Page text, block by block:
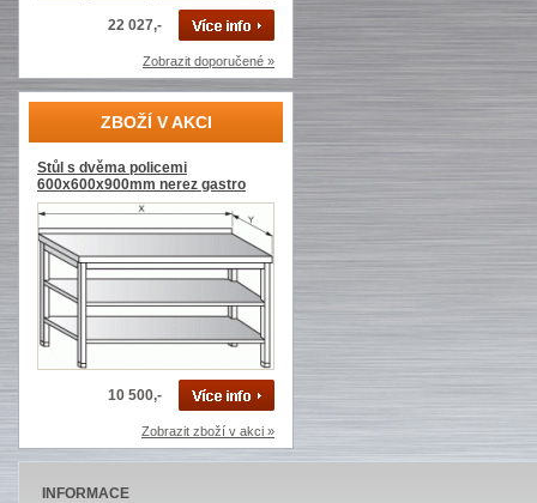
22 027,-
Zobrazit doporučené »
ZBOŽÍ V AKCI
Stůl s dvěma policemi
600x600x900mm nerez gastro
10 500,-
Zobrazit zboží v akci »
INFORMACE